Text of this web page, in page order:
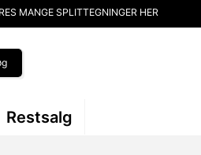
MANGE SPLITTEGNINGER HER
Restsalg